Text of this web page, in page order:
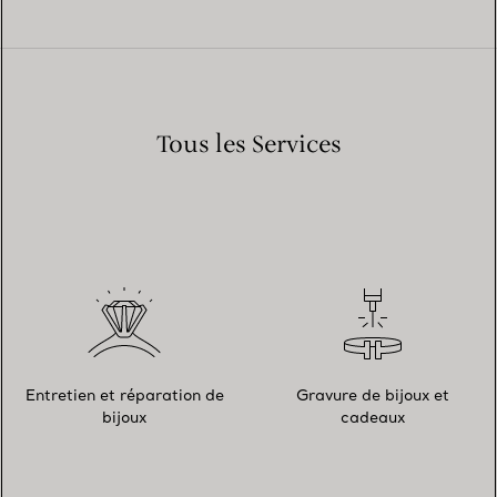
Tous les Services
Entretien et réparation de
bijoux
Gravure de bijoux et
cadeaux